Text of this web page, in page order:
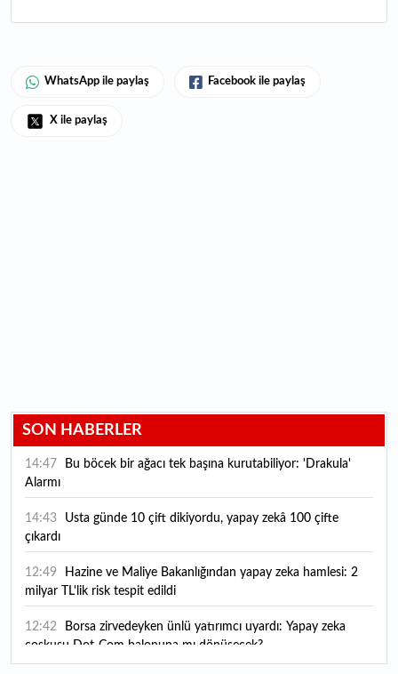
WhatsApp ile paylaş Facebook ile paylaş
X ile paylaş
SON HABERLER
14:47
Alarmı
14:43
çıkardı
12:49
milyar TL'lik risk tespit edildi
12:42
coşkusu Dot-Com balonuna mı dönüşecek?